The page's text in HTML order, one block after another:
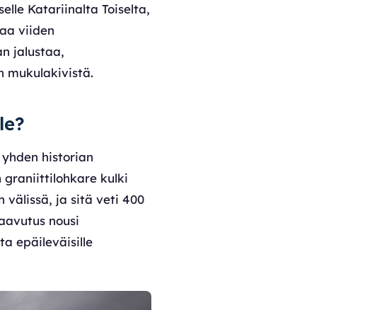
Katariinalta Toiselta,
viiden
jalustaa,
mukulakivistä.
historian
graniittilohkare kulki
välissä, ja sitä veti 400
nousi
epäileväisille